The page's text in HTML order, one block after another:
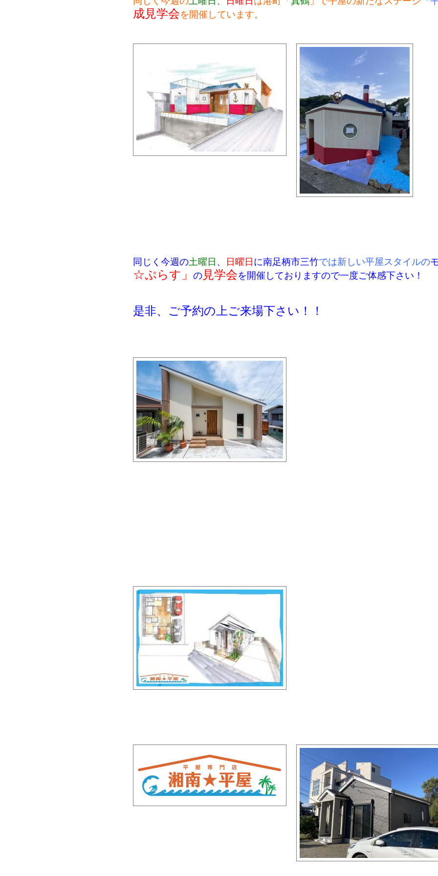
成見学会を開催しています。
同じく今週の土曜日 、 日曜日に南足柄市三竹では新しい平屋スタイルの
☆ぷらす」
の 見学会を開催しておりますので一度ご体感下さい！
是非、ご予約の上ご来場下さい！！